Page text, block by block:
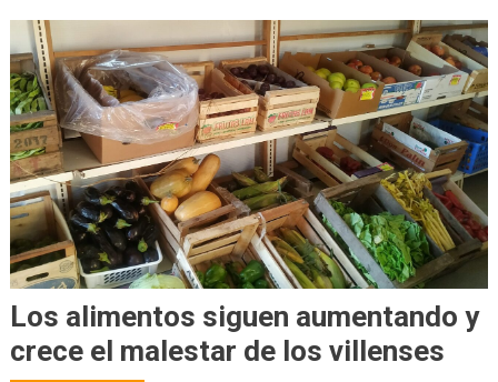
Los alimentos siguen aumentando y
crece el malestar de los villenses